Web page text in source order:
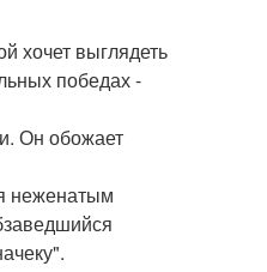
хочет выглядеть
победах -
Он обожает
неженатым